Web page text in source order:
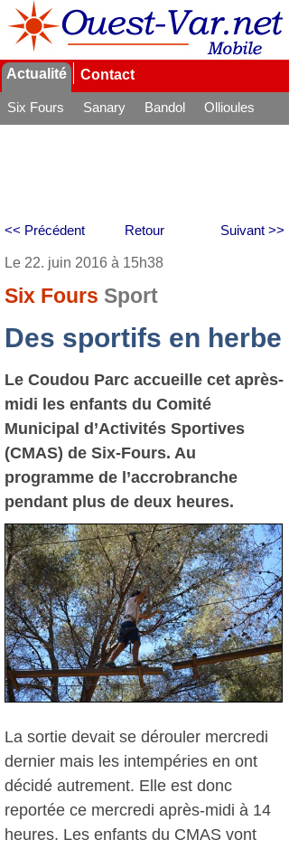
Actualité Contact
Six Fours Sanary Bandol
Ollioules
Retour
<< Précédent Suivant >>
Le 22. juin 2016 à 15h38
Six Fours Sport
Des sportifs en herbe
Le Coudou Parc accueille cet après-
midi les enfants du Comité
Municipal d’Activités Sportives
(CMAS) de Six-Fours. Au
programme de l’accrobranche
pendant plus de deux heures.
La sortie devait se dérouler mercredi
dernier mais les intempéries en ont
décidé autrement. Elle est donc
reportée ce mercredi après-midi à 14
heures. Les enfants du CMAS vont